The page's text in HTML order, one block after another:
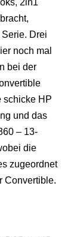
Drei
noch mal
bei der
schicke HP
und das
– 13-
die
zugeordnet
Convertible.